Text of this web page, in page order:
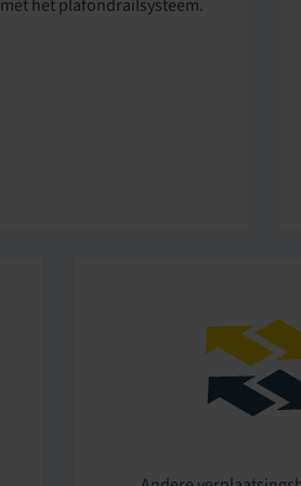
het plafondrailsysteem.